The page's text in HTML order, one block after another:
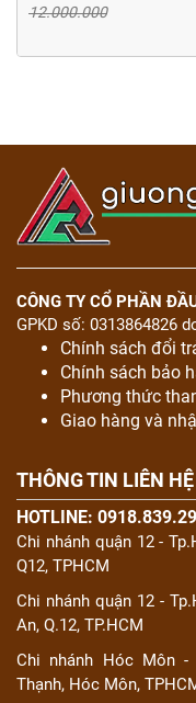
12.000.000
CÔNG TY CỔ PHẦN
GPKD số: 0313864826
Chính sách đổi
Chính sách bảo
Phương thức
Giao hàng và
THÔNG TIN LIÊN HỆ
HOTLINE:
Chi nhánh quận 12 -
Q12, TPHCM
Chi nhánh quận 12 -
An, Q.12, TP.HCM
Chi nhánh Hóc Môn -
Thạnh, Hóc Môn,